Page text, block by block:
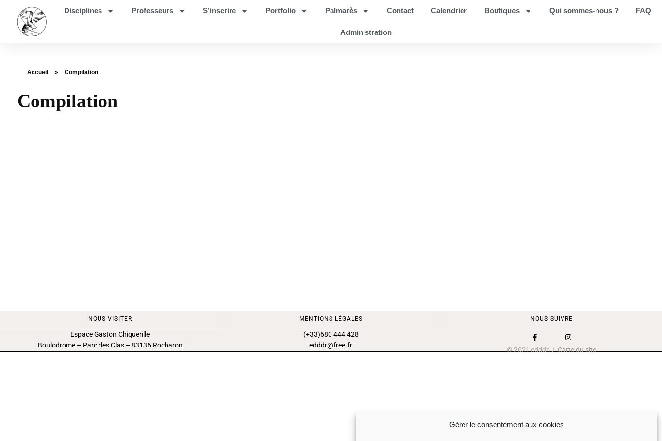
Gérer le consentement aux cookies
Disciplines Professeurs S’inscrire Portfolio Palmarès Contact Calendrier Boutiques Qui sommes-nous ? FAQ
Administration
Accueil » Compilation
Compilation
NOUS VISITER
Espace Gaston Chiquerille
Boulodrome – Parc des Clas – 83136 Rocbaron
MENTIONS LÉGALES
(+33)680 444 428
edddr@free.fr
NOUS SUIVRE
© 2021 edddr. /Carte du site